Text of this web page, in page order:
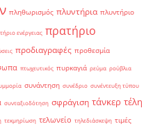
πληθωρισμός πλυντήρια πλυντήριο
ενέργειας πρατήριο
προδιαγραφές προθεσμία
πτωχευτικός πυρκαγιά ρεύμα ρούβλια
συνάντηση συνέδριο συνέντευξη τύπου
συνταξιοδότηση σφράγιση τάνκερ τέλη
τεκμηρίωση τελωνείο τηλεδιάσκεψη τιμές